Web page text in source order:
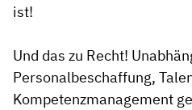
ist!
Und das zu Recht!
Personalbeschaffung,
Kompetenzmanagement